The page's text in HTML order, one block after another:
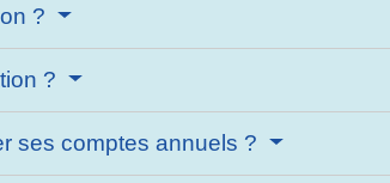
?
?
ses comptes annuels ?